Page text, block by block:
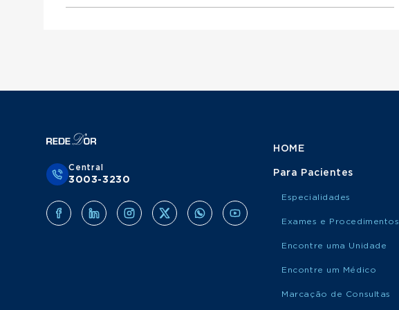
Urologista atende Porto Saúde
Central
3003-3230
HOME
Para Pacientes
Especialidades
Exames e Procedimentos
Encontre uma Unidade
Encontre um Médico
Marcação de Consultas